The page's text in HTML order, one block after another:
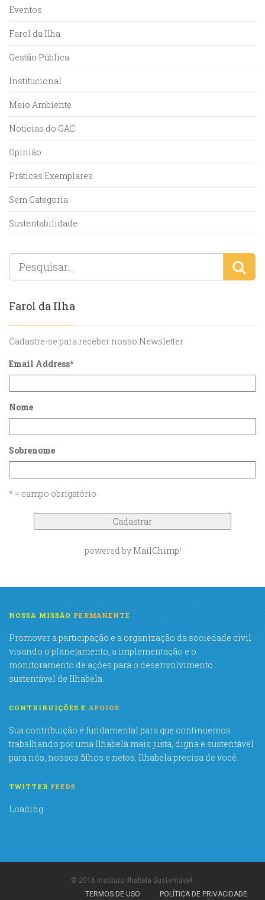
Eventos
Farol da Ilha
Gestão Pública
Institucional
Meio Ambiente
Notícias do GAC
Opinião
Práticas Exemplares
Sem Categoria
Sustentabilidade
Farol da Ilha
Cadastre-se para receber nosso Newsletter
Email Address*
Nome
Sobrenome
* = campo obrigatório
powered by MailChimp!
NOSSA MISSÃO PERMANENTE
Promover a participação e a organização da sociedade civil
visando o planejamento, a implementação e o
monitoramento de ações para o desenvolvimento
sustentável de Ilhabela.
CONTRIBUIÇÕES E APOIOS
Sua contribuição é fundamental para que continuemos
trabalhando por uma Ilhabela mais justa, digna e sustentável
para nós, nossos filhos e netos. Ilhabela precisa de você.
TWITTER FEEDS
Loading ...
© 2016 Instituto Ilhabela Sustentável.
TERMOS DE USO
POLÍTICA DE PRIVACIDADE